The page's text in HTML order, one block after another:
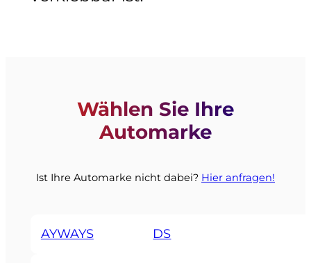
Wählen Sie Ihre
Automarke
Ist Ihre Automarke nicht dabei? Hier anfragen!
AYWAYS DS